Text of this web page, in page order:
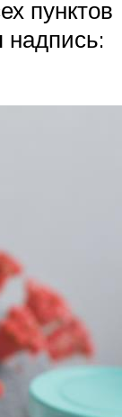
пунктов
надпись: